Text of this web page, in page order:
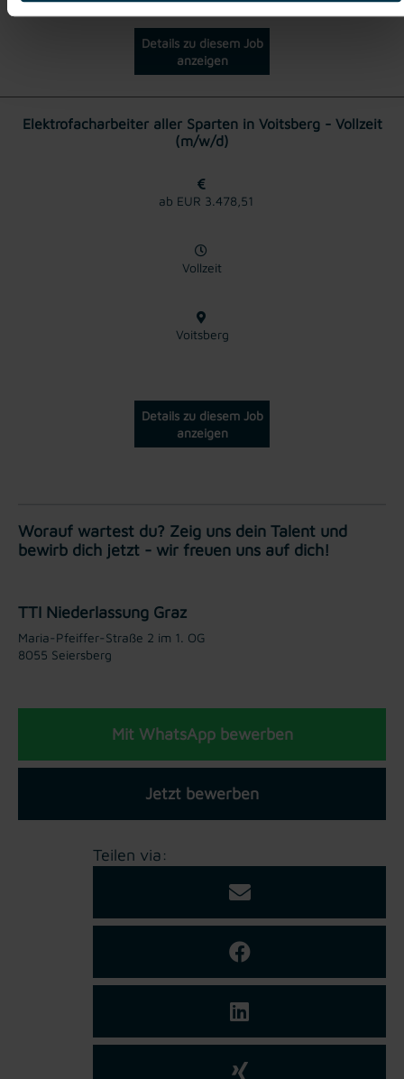
Details zu diesem Job
anzeigen
Elektrofacharbeiter aller Sparten in Voitsberg - Vollzeit
(m/w/d)
ab EUR 3.478,51
Vollzeit
Voitsberg
Details zu diesem Job
anzeigen
Worauf wartest du? Zeig uns dein Talent und
bewirb dich jetzt - wir freuen uns auf dich!
TTI Niederlassung Graz
Maria-Pfeiffer-Straße 2 im 1. OG
8055 Seiersberg
Mit WhatsApp bewerben
Jetzt bewerben
Teilen via: